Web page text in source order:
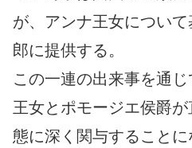
が、アンナ王女につい
郎に提供する。
この一連の出来事を通
王女とポモージエ侯爵
態に深く関与することに